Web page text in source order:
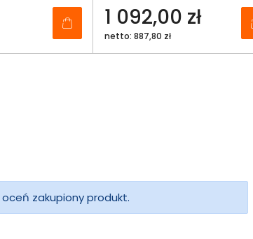
1 092,00 zł
netto: 887,80 zł
zakupiony produkt.